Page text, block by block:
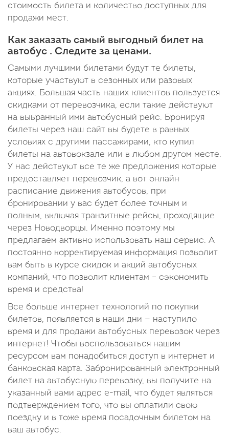
стоимость билета и количество доступных для
продажи мест.
Как заказать самый выгодный билет на
автобус . Следите за ценами.
Самыми лучшими билетами будут те билеты,
которые участвуют в сезонных или разовых
акциях. Большая часть наших клиентов пользуется
скидками от перевозчика, если такие действуют
на выьранный ими автобусный рейс. Бронируя
билеты через наш сайт вы будете в равных
условиях с другими пассажирами, кто купил
билеты на автовокзале или в любом другом месте.
У нас действуют все те же предложения которые
предоставляет перевозчик, а вот онлайн
расписание движения автобусов, при
бронировании у вас будет более точным и
полным, включая транзитные рейсы, проходящие
через Новодворцы. Именно поэтому мы
предлагаем активно использовать наш сервис. А
постоянно корректируемая информация позволит
вам быть в курсе скидок и акций автобусных
компаний, что позволит клиентам – сэкономить
время и средства!
Все больше интернет технологий по покупки
билетов, появляется в наши дни — наступило
время и для продажи автобусных перевозок через
интернет! Чтобы воспользоваться нашим
ресурсом вам понадобиться доступ в интернет и
банковская карта. Забронированный электронный
билет на автобусную перевозку, вы получите на
указанный вами адрес e-mail, что будет являться
подтверждением того, что вы оплатили свою
поездку и в тоже время посадочным билетом на
ваш автобус.